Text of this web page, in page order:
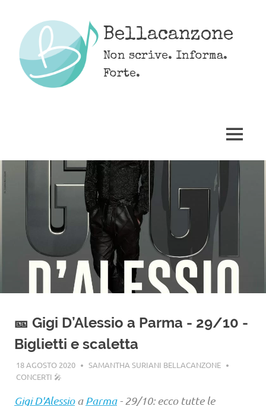
content
Bellacanzone
Non scrive. Informa.
Forte.
MENU
🎫 Gigi D’Alessio a Parma - 29/10 -
Biglietti e scaletta
18 AGOSTO 2020
SAMANTHA SURIANI BELLACANZONE
CONCERTI 🎤
Gigi D'AlessioaParma- 29/10: ecco tutte le